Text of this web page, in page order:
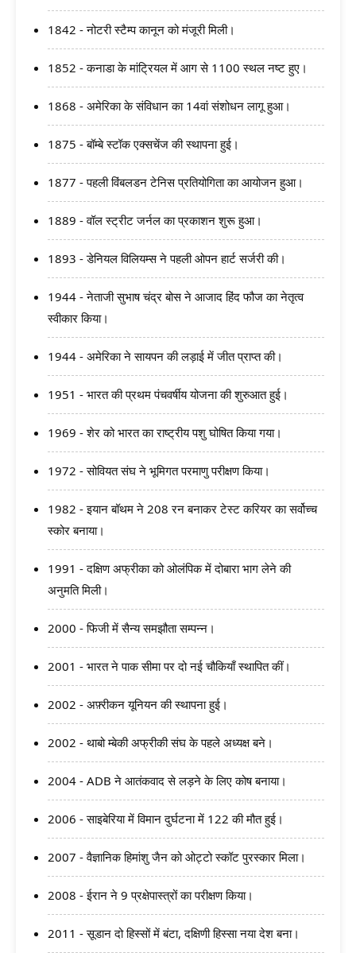
1842 - नोटरी स्टैम्प कानून को मंजूरी मिली।
1852 - कनाडा के मांट्रियल में आग से 1100 स्थल नष्ट हुए।
1868 - अमेरिका के संविधान का 14वां संशोधन लागू हुआ।
1875 - बॉम्बे स्टॉक एक्सचेंज की स्थापना हुई।
1877 - पहली विंबलडन टेनिस प्रतियोगिता का आयोजन हुआ।
1889 - वॉल स्ट्रीट जर्नल का प्रकाशन शुरू हुआ।
1893 - डेनियल विलियम्स ने पहली ओपन हार्ट सर्जरी की।
1944 - नेताजी सुभाष चंद्र बोस ने आजाद हिंद फौज का नेतृत्व
स्वीकार किया।
1944 - अमेरिका ने सायपन की लड़ाई में जीत प्राप्त की।
1951 - भारत की प्रथम पंचवर्षीय योजना की शुरुआत हुई।
1969 - शेर को भारत का राष्ट्रीय पशु घोषित किया गया।
1972 - सोवियत संघ ने भूमिगत परमाणु परीक्षण किया।
1982 - इयान बॉथम ने 208 रन बनाकर टेस्ट करियर का सर्वोच्च
स्कोर बनाया।
1991 - दक्षिण अफ्रीका को ओलंपिक में दोबारा भाग लेने की
अनुमति मिली।
2000 - फिजी में सैन्य समझौता सम्पन्न।
2001 - भारत ने पाक सीमा पर दो नई चौकियाँ स्थापित कीं।
2002 - अफ़्रीकन यूनियन की स्थापना हुई।
2002 - थाबो म्बेकी अफ्रीकी संघ के पहले अध्यक्ष बने।
2004 - ADB ने आतंकवाद से लड़ने के लिए कोष बनाया।
2006 - साइबेरिया में विमान दुर्घटना में 122 की मौत हुई।
2007 - वैज्ञानिक हिमांशु जैन को ओट्टो स्कॉट पुरस्कार मिला।
2008 - ईरान ने 9 प्रक्षेपास्त्रों का परीक्षण किया।
2011 - सूडान दो हिस्सों में बंटा, दक्षिणी हिस्सा नया देश बना।